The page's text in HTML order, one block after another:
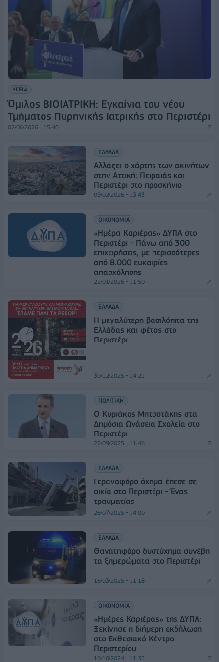
ΥΓΕΙΑ
Όμιλος ΒΙΟΙΑΤΡΙΚΗ: Εγκαίνια του νέου
Τμήματος Πυρηνικής Ιατρικής στο Περιστέρι
02/06/2026 - 15:46
ΕΛΛΑΔΑ
Αλλάζει ο χάρτης των ακινήτων
στην Αττική: Πειραιάς και
Περιστέρι στο προσκήνιο
09/02/2026 - 13:43
ΟΙΚΟΝΟΜΙΑ
«Ημέρα Καριέρας» ΔΥΠΑ στο
Περιστέρι - Πάνω από 300
επιχειρήσεις, με περισσότερες
από 8.000 ευκαιρίες
απασχόλησης
22/01/2026 - 11:50
ΕΛΛΑΔΑ
Η μεγαλύτερη βασιλόπιτα της
Ελλάδας και φέτος στο
Περιστέρι
30/12/2025 - 14:21
ΠΟΛΙΤΙΚΗ
Ο Κυριάκος Μητσοτάκης στα
Δημόσια Ωνάσεια Σχολεία στο
Περιστέρι
22/09/2025 - 11:48
ΕΛΛΑΔΑ
Γερανoφόρο όχημα έπεσε σε
οικία στο Περιστέρι - Ένας
τραυματίας
26/07/2025 - 14:00
ΕΛΛΑΔΑ
Θανατηφόρο δυστύχημα συνέβη
τα ξημερώματα στο Περιστέρι
16/03/2025 - 11:18
ΟΙΚΟΝΟΜΙΑ
«Ημέρες Καριέρας» της ΔΥΠΑ:
Ξεκίνησε η διήμερη εκδήλωση
στο Εκθεσιακό Κέντρο
Περιστερίου
18/10/2024 - 11:35